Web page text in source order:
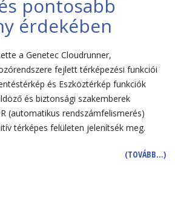
pontosabb
érdekében
a Genetec Cloudrunner,
fejlett térképezési funkciói
és Eszköztérkép funkciók
és biztonsági szakemberek
(automatikus rendszámfelismerés)
térképes felületen jelenítsék meg.
(TOVÁBB…)